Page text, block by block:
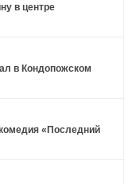
в центре
в Кондопожском
«Последний